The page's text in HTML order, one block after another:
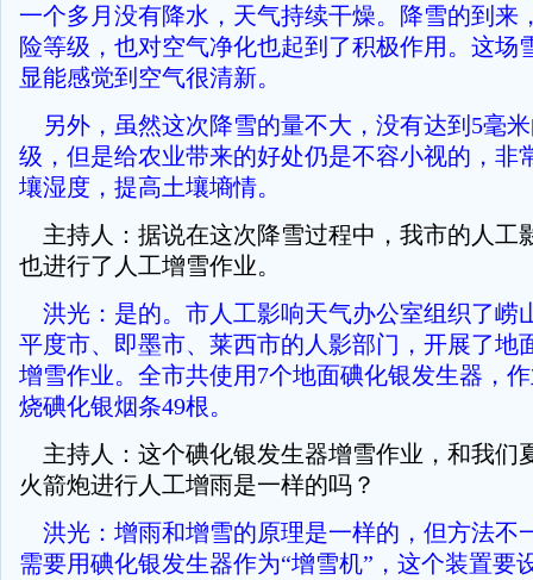
一个多月没有降水，天气持续干燥。降雪的到来
险等级，也对空气净化也起到了积极作用。这场
显能感觉到空气很清新。
另外，虽然这次降雪的量不大，没有达到5毫
级，但是给农业带来的好处仍是不容小视的，非
壤湿度，提高土壤墒情。
主持人：据说在这次降雪过程中，我市的人工
也进行了人工增雪作业。
洪光：是的。市人工影响天气办公室组织了崂
平度市、即墨市、莱西市的人影部门，开展了地
增雪作业。全市共使用7个地面碘化银发生器，
烧碘化银烟条49根。
主持人：这个碘化银发生器增雪作业，和我们
火箭炮进行人工增雨是一样的吗？
洪光：增雨和增雪的原理是一样的，但方法不
需要用碘化银发生器作为“增雪机”，这个装置要